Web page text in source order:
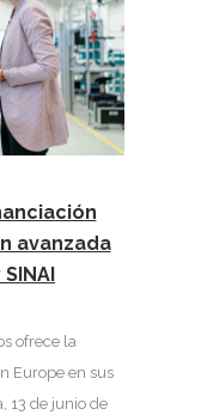
avanzada
ofrece la
Europe en sus
13 de junio de